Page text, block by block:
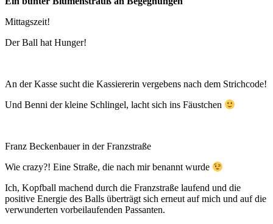
Mittagszeit!
Der Ball hat Hunger!
An der Kasse sucht die Kassiererin vergebens nach dem Strichcode!
Und Benni der kleine Schlingel, lacht sich ins Fäustchen
Franz Beckenbauer in der Franzstraße
Wie crazy?! Eine Straße, die nach mir benannt wurde
Ich, Kopfball machend durch die Franzstraße laufend und die
positive Energie des Balls überträgt sich erneut auf mich und auf die
verwunderten vorbeilaufenden Passanten.